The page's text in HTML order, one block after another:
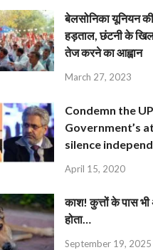
बेलसोनिका यूनियन
हड़ताल, छंटनी के
तेज करने का आह्वान
March 27, 2023
Condemn the UP
Government’s
silence
April 15, 2020
काश! कुत्तों के पास
होता…
September 19, 2025